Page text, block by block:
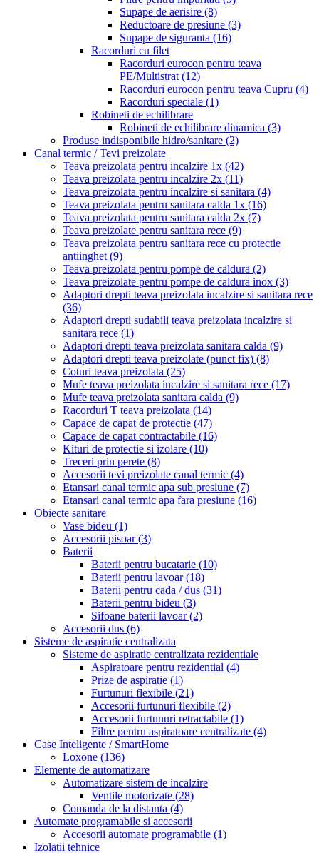
Supape de aerisire (8)
Reductoare de presiune (3)
Supape de siguranta (16)
Racorduri cu filet
Racorduri eurocon pentru teava
PE/Multistrat (12)
Racorduri eurocon pentru teava Cupru (4)
Racorduri speciale (1)
Robineti de echilibrare
Robineti de echilibrare dinamica (3)
Produse indisponibile hidro/sanitare (2)
Canal termic / Tevi preizolate
Teava preizolata pentru incalzire 1x (42)
Teava preizolata pentru incalzire 2x (11)
Teava preizolata pentru incalzire si sanitara (4)
Teava preizolata pentru sanitara calda 1x (16)
Teava preizolata pentru sanitara calda 2x (7)
Teava preizolate pentru sanitara rece (9)
Teava preizolata pentru sanitara rece cu protectie
antiinghet (9)
Teava preizolata pentru pompe de caldura (2)
Teava preizolate pentru pompe de caldura inox (3)
Adaptori drepti teava preizolata incalzire si sanitara rece
(36)
Adaptori drepti sudabili teava preizolata incalzire si
sanitara rece (1)
Adaptori drepti teava preizolata sanitara calda (9)
Adaptori drepti teava preizolate (punct fix) (8)
Coturi teava preizolata (25)
Mufe teava preizolata incalzire si sanitara rece (17)
Mufe teava preizolata sanitara calda (9)
Racorduri T teava preizolata (14)
Capace de capat de protectie (47)
Capace de capat contractabile (16)
Kituri de protectie si izolare (10)
Treceri prin perete (8)
Accesorii tevi preizolate canal termic (4)
Etansari canal termic apa sub presiune (7)
Etansari canal termic apa fara presiune (16)
Obiecte sanitare
Vase bideu (1)
Accesorii pisoar(3)
Baterii
Baterii pentru bucatarie (10)
Baterii pentru lavoar(18)
Baterii pentru cada / dus (31)
Baterii pentru bideu (3)
Sifoane baterii lavoar(2)
Accesorii dus (6)
Sisteme de aspiratie centralizata
Sisteme de aspiratie centralizata rezidentiale
Aspiratoare pentru rezidential (4)
Prize de aspiratie (1)
Furtunuri flexibile (21)
Accesorii furtunuri flexibile (2)
Accesorii furtunuri retractabile (1)
Filtre pentru aspiratoare centralizate (4)
Case Inteligente / SmartHome
Loxone (136)
Elemente de automatizare
Automatizare sistem de incalzire
Ventile motorizate (28)
Comanda de la distanta (4)
Automate programabile si accesorii
Accesorii automate programabile (1)
Izolatii tehnice